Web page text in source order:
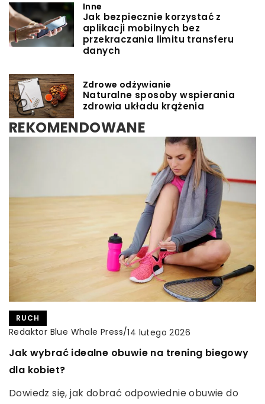
Inne
Jak bezpiecznie korzystać z
aplikacji mobilnych bez
przekraczania limitu transferu
danych
Zdrowe odżywianie
Naturalne sposoby wspierania
zdrowia układu krążenia
REKOMENDOWANE
INNE
Redaktor Blue Whale Press/4 lutego 2026
Jak wybrać odpowiednie rozwiązania do
zarządzania odpadami w placówkach
medycznych?
RUCH
Redaktor Blue Whale Press/14 lutego 2026
Jak wybrać idealne obuwie na trening biegowy
dla kobiet?
Dowiedz się, jak dobrać odpowiednie obuwie do
ZDROWE ODŻYWIANIE
Redaktor Blue Whale Press/14 lutego 2025
Naturalne metody łagodzenia objawów infekcji
powiek i ich skuteczność
Poznaj skuteczne naturalne metody